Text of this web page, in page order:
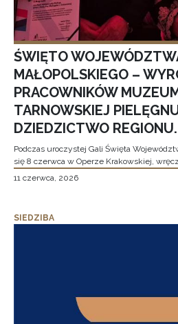
ŚWIĘTO
MAŁOPOLSKIEGO –
PRACOWNIKÓW
TARNOWSKIEJ
DZIEDZICTWO REGIONU.
Podczas uroczystej Gali Święta
się 8 czerwca w Operze Krakowskiej,
11 czerwca, 2026
SIEDZIBA